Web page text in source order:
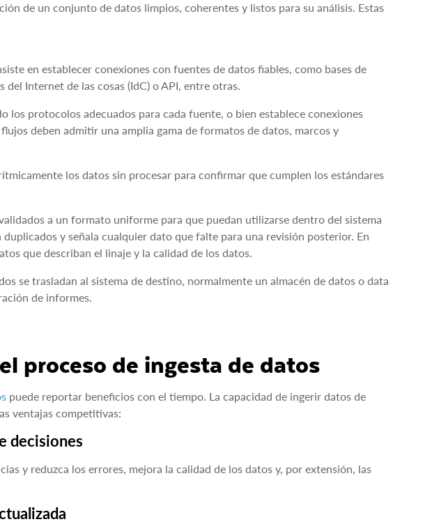
de un conjunto de datos limpios, coherentes y listos para su análisis. Estas
en establecer conexiones con fuentes de datos fiables, como bases de
Internet de las cosas (IdC) o API, entre otras.
los protocolos adecuados para cada fuente, o bien establece conexiones
deben admitir una amplia gama de formatos de datos, marcos y
los datos sin procesar para confirmar que cumplen los estándares
a un formato uniforme para que puedan utilizarse dentro del sistema
y señala cualquier dato que falte para una revisión posterior. En
que describan el linaje y la calidad de los datos.
se trasladan al sistema de destino, normalmente un almacén de datos o data
de informes.
proceso de ingesta de datos
puede reportar beneficios con el tiempo. La capacidad de ingerir datos de
ventajas competitivas:
decisiones
y reduzca los errores, mejora la calidad de los datos y, por extensión, las